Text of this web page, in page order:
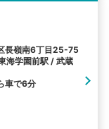
長嶺南6丁目25-75
海学園前駅 / 武蔵
車で6分